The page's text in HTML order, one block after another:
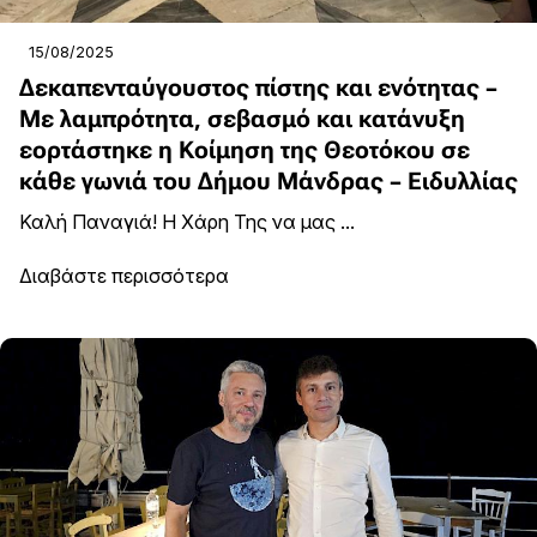
15/08/2025
Δεκαπενταύγουστος πίστης και ενότητας –
Με λαμπρότητα, σεβασμό και κατάνυξη
εορτάστηκε η Κοίμηση της Θεοτόκου σε
κάθε γωνιά του Δήμου Μάνδρας – Ειδυλλίας
Καλή Παναγιά! Η Χάρη Της να μας ...
Διαβάστε περισσότερα